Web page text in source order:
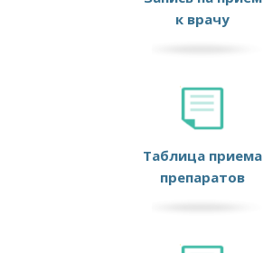
к врачу
Таблица приема
препаратов